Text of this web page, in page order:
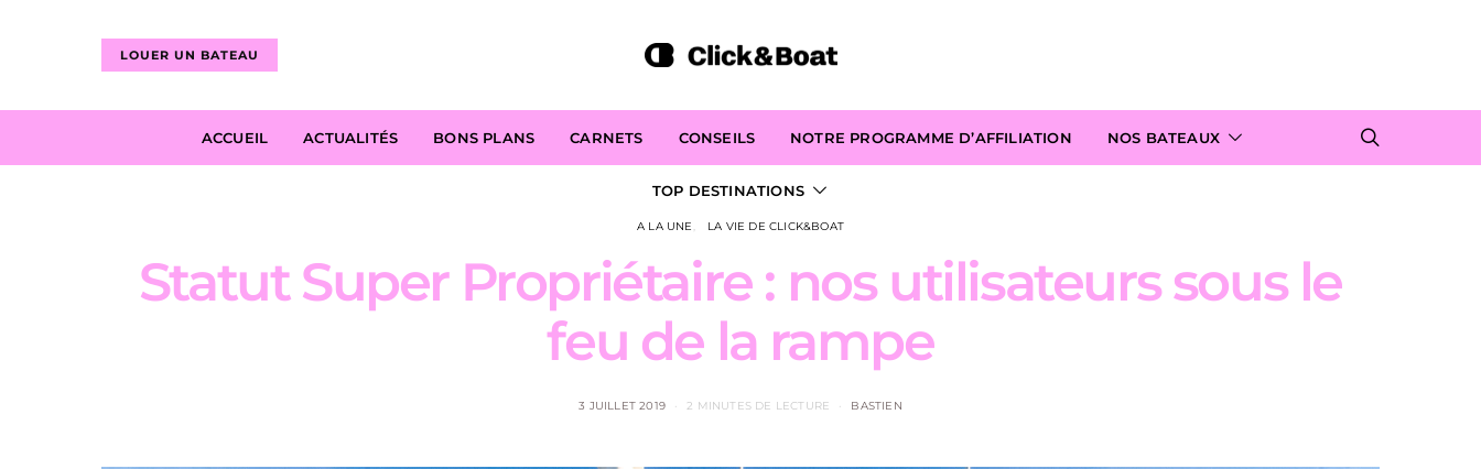
LOUER UN BATEAU
ACCUEIL ACTUALITÉS BONS PLANS CARNETS CONSEILS NOTRE PROGRAMME D’AFFILIATION NOS BATEAUX
TOP DESTINATIONS
A LA UNE LA VIE DE CLICK&BOAT
Statut Super Propriétaire : nos utilisateurs sous le
feu de la rampe
3 JUILLET 2019 2 MINUTES DE LECTURE BASTIEN